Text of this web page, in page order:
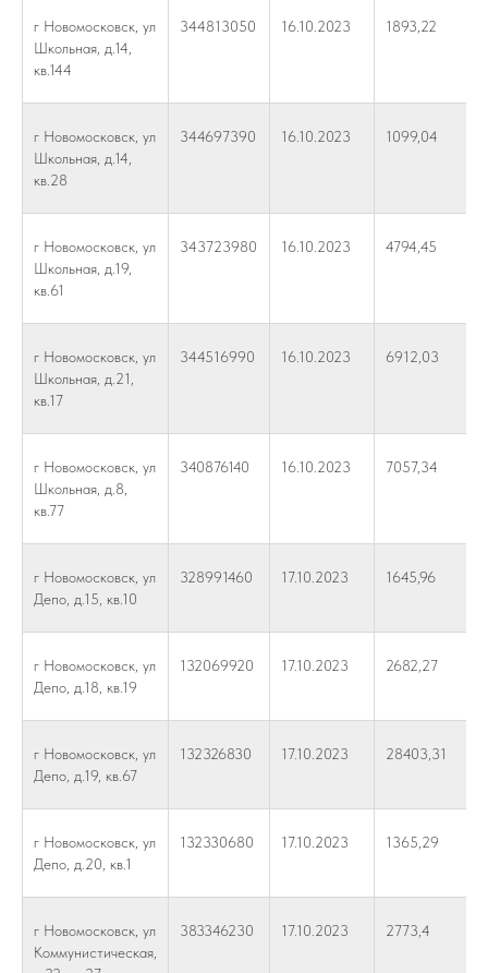
г Новомосковск, ул
Школьная, д.14,
кв.144
344813050 16.10.2023 1893,22
г Новомосковск, ул
Школьная, д.14,
кв.28
344697390 16.10.2023 1099,04
г Новомосковск, ул
Школьная, д.19,
кв.61
343723980 16.10.2023 4794,45
г Новомосковск, ул
Школьная, д.21,
кв.17
344516990 16.10.2023 6912,03
г Новомосковск, ул
Школьная, д.8,
кв.77
340876140 16.10.2023 7057,34
г Новомосковск, ул
Депо, д.15, кв.10
328991460 17.10.2023 1645,96
г Новомосковск, ул
Депо, д.18, кв.19
132069920 17.10.2023 2682,27
г Новомосковск, ул
Депо, д.19, кв.67
132326830 17.10.2023 28403,31
г Новомосковск, ул
Депо, д.20, кв.1
132330680 17.10.2023 1365,29
г Новомосковск, ул
Коммунистическая,
383346230 17.10.2023 2773,4